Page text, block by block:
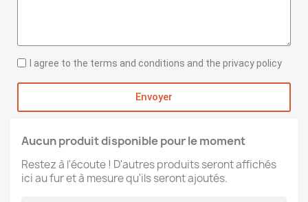
I agree to the terms and conditions and the privacy policy
Envoyer
Aucun produit disponible pour le moment
Restez à l'écoute ! D'autres produits seront affichés
ici au fur et à mesure qu'ils seront ajoutés.